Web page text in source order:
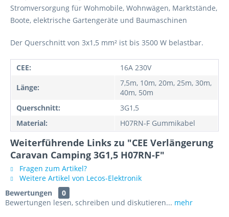
Stromversorgung für Wohmobile, Wohnwägen, Marktstände,
Boote, elektrische Gartengeräte und Baumaschinen
Der Querschnitt von 3x1,5 mm² ist bis 3500 W belastbar.
CEE: 16A 230V
Länge:
7,5m, 10m, 20m, 25m, 30m,
40m, 50m
Querschnitt:
3G1,5
Material:
H07RN-F Gummikabel
Weiterführende Links zu "CEE Verlängerung
Caravan Camping 3G1,5 H07RN-F"
Fragen zum Artikel?
Weitere Artikel von Lecos-Elektronik
Bewertungen
0
Bewertungen lesen, schreiben und diskutieren... mehr